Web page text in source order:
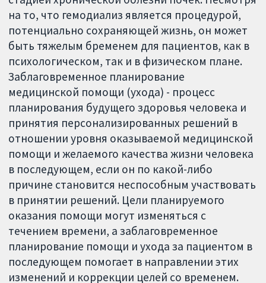
на то, что гемодиализ является процедурой,
потенциально сохраняющей жизнь, он может
быть тяжелым бременем для пациентов, как в
психологическом, так и в физическом плане.
Заблаговременное планирование
медицинской помощи (ухода) - процесс
планирования будущего здоровья человека и
принятия персонализированных решений в
отношении уровня оказываемой медицинской
помощи и желаемого качества жизни человека
в последующем, если он по какой-либо
причине становится неспособным участвовать
в принятии решений. Цели планируемого
оказания помощи могут изменяться с
течением времени, а заблаговременное
планирование помощи и ухода за пациентом в
последующем помогает в направлении этих
изменений и коррекции целей со временем.